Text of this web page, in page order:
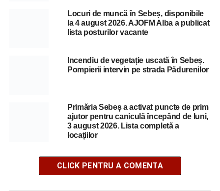
Locuri de muncă în Sebeș, disponibile
la 4 august 2026. AJOFM Alba a publicat
lista posturilor vacante
Incendiu de vegetație uscată în Sebeș.
Pompierii intervin pe strada Pădurenilor
Primăria Sebeș a activat puncte de prim
ajutor pentru caniculă începând de luni,
3 august 2026. Lista completă a
locațiilor
CLICK PENTRU A COMENTA